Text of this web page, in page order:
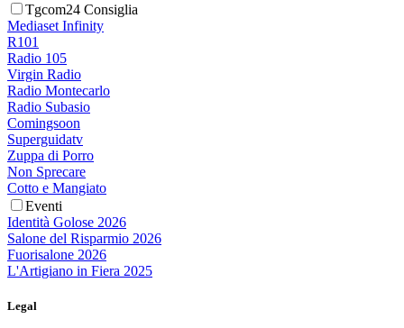
Tgcom24 Consiglia
Mediaset Infinity
R101
Radio 105
Virgin Radio
Radio Montecarlo
Radio Subasio
Comingsoon
Superguidatv
Zuppa di Porro
Non Sprecare
Cotto e Mangiato
Eventi
Identità Golose 2026
Salone del Risparmio 2026
Fuorisalone 2026
L'Artigiano in Fiera 2025
Legal